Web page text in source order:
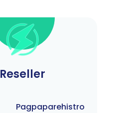
Reseller
Pagpaparehistro